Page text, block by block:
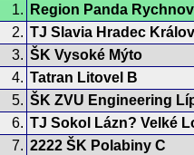
1.
Region Panda
2. TJ Slavia Hradec
3. ŠK Vysoké Mýto
4. Tatran Litovel B
5. ŠK ZVU Engineering
6. TJ Sokol Lázn? Velké
7. 2222 ŠK Polabiny C